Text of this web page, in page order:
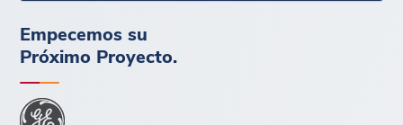
Empecemos su
Próximo Proyecto.